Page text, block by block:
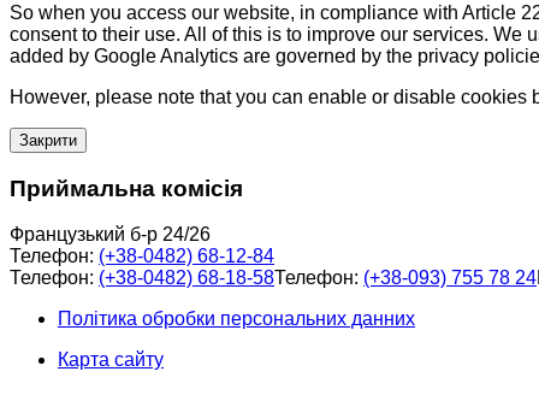
So when you access our website, in compliance with Article
consent to their use. All of this is to improve our services.
added by Google Analytics are governed by the privacy
However, please note that you can enable or disable cookies
Закрити
Приймальна комісія
Французький б-р 24/26
Телефон: (+38-0482) 68-12-84
Телефон: (+38-0482) 68-18-58Телефон: (+38-093) 755 78 24
Політика обробки персональних данних
Карта сайту